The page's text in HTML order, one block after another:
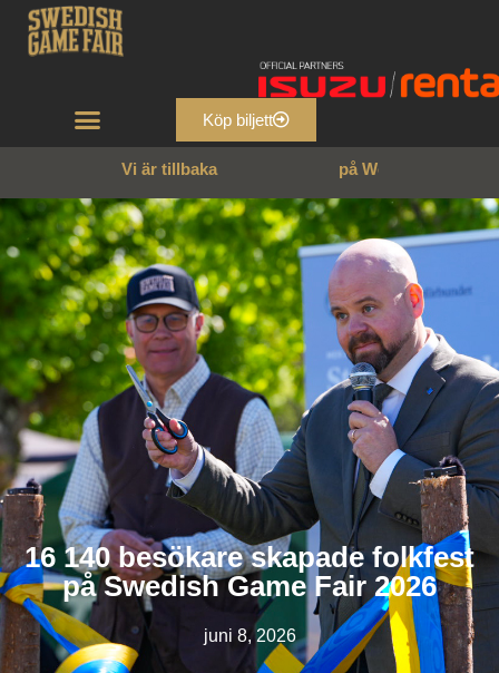
Köp biljett
Vi är tillbaka 026
16 140 besökare skapade folkfest
på Swedish Game Fair 2026
juni 8, 2026